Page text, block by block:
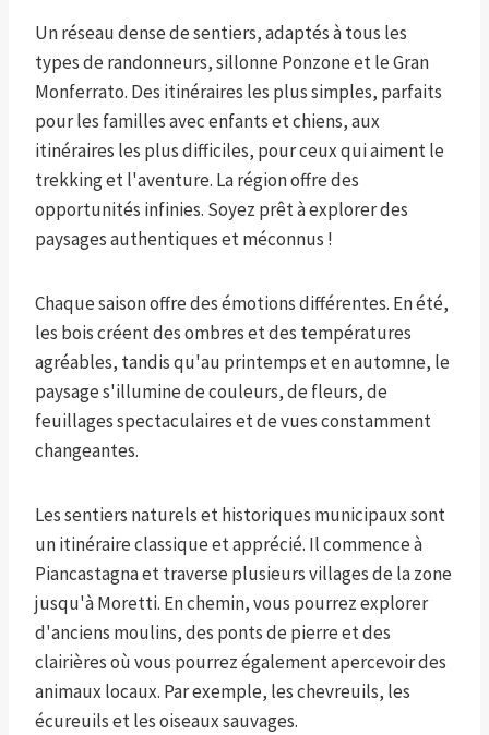
Un réseau dense de sentiers, adaptés à tous les
types de randonneurs, sillonne Ponzone et le Gran
Monferrato. Des itinéraires les plus simples, parfaits
pour les familles avec enfants et chiens, aux
itinéraires les plus difficiles, pour ceux qui aiment le
trekking et l'aventure. La région offre des
opportunités infinies. Soyez prêt à explorer des
paysages authentiques et méconnus !
Chaque saison offre des émotions différentes. En été,
les bois créent des ombres et des températures
agréables, tandis qu'au printemps et en automne, le
paysage s'illumine de couleurs, de fleurs, de
feuillages spectaculaires et de vues constamment
changeantes.
Les sentiers naturels et historiques municipaux sont
un itinéraire classique et apprécié. Il commence à
Piancastagna et traverse plusieurs villages de la zone
jusqu'à Moretti. En chemin, vous pourrez explorer
d'anciens moulins, des ponts de pierre et des
clairières où vous pourrez également apercevoir des
animaux locaux. Par exemple, les chevreuils, les
écureuils et les oiseaux sauvages.